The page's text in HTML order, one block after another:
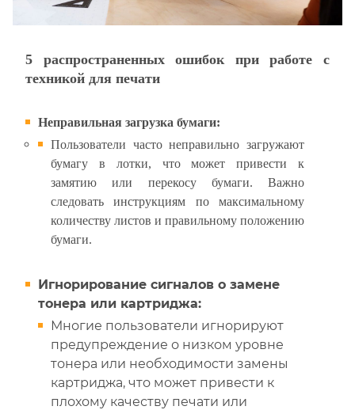
5 распространенных ошибок при работе с
техникой для печати
Неправильная загрузка бумаги:
Пользователи часто неправильно загружают
бумагу в лотки, что может привести к
замятию или перекосу бумаги. Важно
следовать инструкциям по максимальному
количеству листов и правильному положению
бумаги.
Игнорирование сигналов о замене
тонера или картриджа:
Многие пользователи игнорируют
предупреждение о низком уровне
тонера или необходимости замены
картриджа, что может привести к
плохому качеству печати или